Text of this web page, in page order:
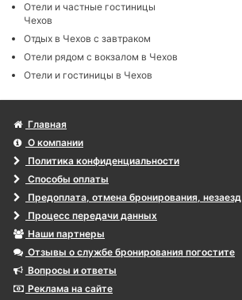
Отели и частные гостиницы
Чехов
Отдых в Чехов с завтраком
Отели рядом с вокзалом в Чехов
Отели и гостиницы в Чехов
Главная
О компании
Политика конфиденциальности
Способы оплаты
Предоплата, отмена бронирования, незаезд
Процесс передачи данных
Наши партнеры
Отзывы о службе бронирования погостите
Вопросы и ответы
Реклама на сайте